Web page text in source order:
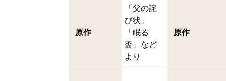
原作
「父の詫
び状」
「眠る
盃」など
より
原作